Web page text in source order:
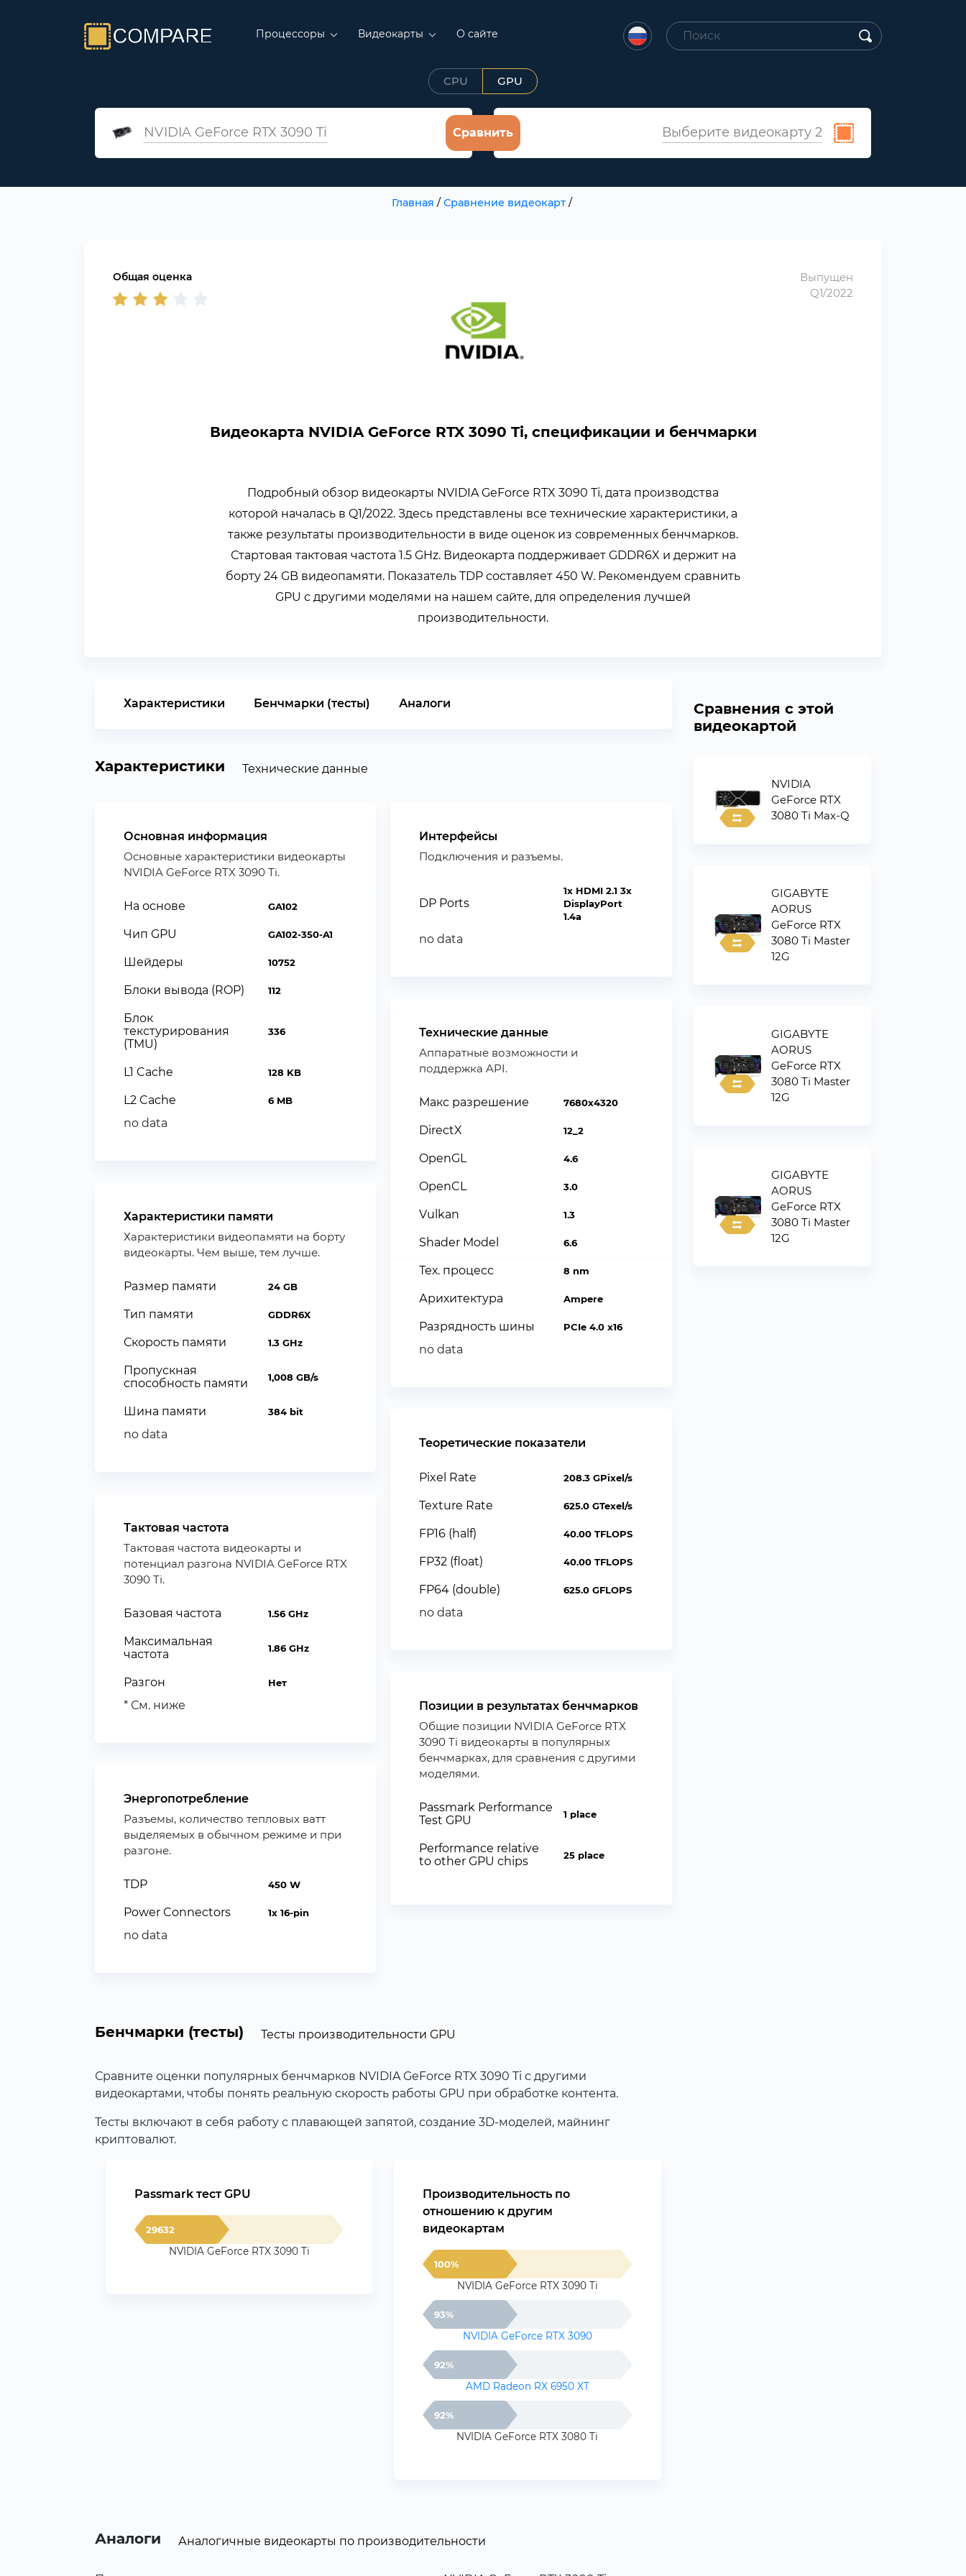
Процессоры Видеокарты О сайте
CPU GPU
NVIDIA GeForce RTX 3090 Ti Выберите видеокарту 2
Сравнить
Главная / Сравнение видеокарт/
Общая оценка
Выпущен
Q1/2022
Видеокарта NVIDIA GeForce RTX 3090 Ti, спецификации и бенчмарки
Подробный обзор видеокарты NVIDIA GeForce RTX 3090 Ti, дата производства
которой началась в Q1/2022. Здесь представлены все технические характеристики, а
также результаты производительности в виде оценок из современных бенчмарков.
Стартовая тактовая частота 1.5 GHz. Видеокарта поддерживает GDDR6X и держит на
борту 24 GB видеопамяти. Показатель TDP составляет 450 W. Рекомендуем сравнить
GPU с другими моделями на нашем сайте, для определения лучшей
производительности.
Характеристики Бенчмарки (тесты) Аналоги
Характеристики Технические данные
Основная информация
Основные характеристики видеокарты
NVIDIA GeForce RTX 3090 Ti.
На основе GA102
Чип GPU GA102-350-A1
Шейдеры 10752
Блоки вывода (ROP) 112
Блок
текстурирования
(TMU)
336
L1 Cache 128 KB
L2 Cache 6 MB
no data
Характеристики памяти
Характеристики видеопамяти на борту
видеокарты. Чем выше, тем лучше.
Размер памяти 24 GB
Тип памяти GDDR6X
Скорость памяти 1.3 GHz
Пропускная
способность памяти
1,008 GB/s
Шина памяти 384 bit
no data
Тактовая частота
Тактовая частота видеокарты и
потенциал разгона NVIDIA GeForce RTX
3090 Ti.
Базовая частота 1.56 GHz
Максимальная
частота
1.86 GHz
Разгон Нет
* См. ниже
Энергопотребление
Разъемы, количество тепловых ватт
выделяемых в обычном режиме и при
разгоне.
TDP 450 W
Power Connectors 1x 16-pin
no data
Интерфейсы
Подключения и разъемы.
DP Ports
1x HDMI 2.1 3x
DisplayPort
1.4a
no data
Технические данные
Аппаратные возможности и
поддержка API.
Макс разрешение 7680x4320
DirectX 12_2
OpenGL 4.6
OpenCL 3.0
Vulkan 1.3
Shader Model 6.6
Тех. процесс 8 nm
Арихитектура Ampere
Разрядность шины PCIe 4.0 x16
no data
Теоретические показатели
Pixel Rate 208.3 GPixel/s
Texture Rate 625.0 GTexel/s
FP16 (half) 40.00 TFLOPS
FP32 (float) 40.00 TFLOPS
FP64 (double) 625.0 GFLOPS
no data
Позиции в результатах бенчмарков
Общие позиции NVIDIA GeForce RTX
3090 Ti видеокарты в популярных
бенчмарках, для сравнения с другими
моделями.
Passmark Performance
Test GPU
1 place
Performance relative
to other GPU chips
25 place
Бенчмарки (тесты) Тесты производительности GPU
Сравните оценки популярных бенчмарков NVIDIA GeForce RTX 3090 Ti с другими
видеокартами, чтобы понять реальную скорость работы GPU при обработке контента.
Тесты включают в себя работу с плавающей запятой, создание 3D-моделей, майнинг
криптовалют.
Passmark тест GPU
29632
NVIDIA GeForce RTX 3090 Ti
Производительность по
отношению к другим
видеокартам
100%
NVIDIA GeForce RTX 3090 Ti
93%
NVIDIA GeForce RTX 3090
92%
AMD Radeon RX 6950 XT
92%
NVIDIA GeForce RTX 3080 Ti
Аналоги Аналогичные видеокарты по производительности
Сравнения с этой
видеокартой
NVIDIA
GeForce RTX
3080 Ti Max-Q
GIGABYTE
AORUS
GeForce RTX
3080 Ti Master
12G
GIGABYTE
AORUS
GeForce RTX
3080 Ti Master
12G
GIGABYTE
AORUS
GeForce RTX
3080 Ti Master
12G